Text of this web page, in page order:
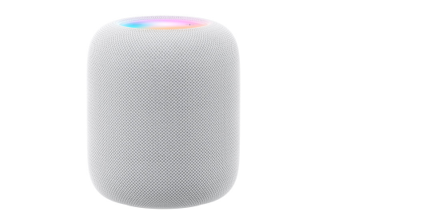
进
一
步
了
解
HomePod<